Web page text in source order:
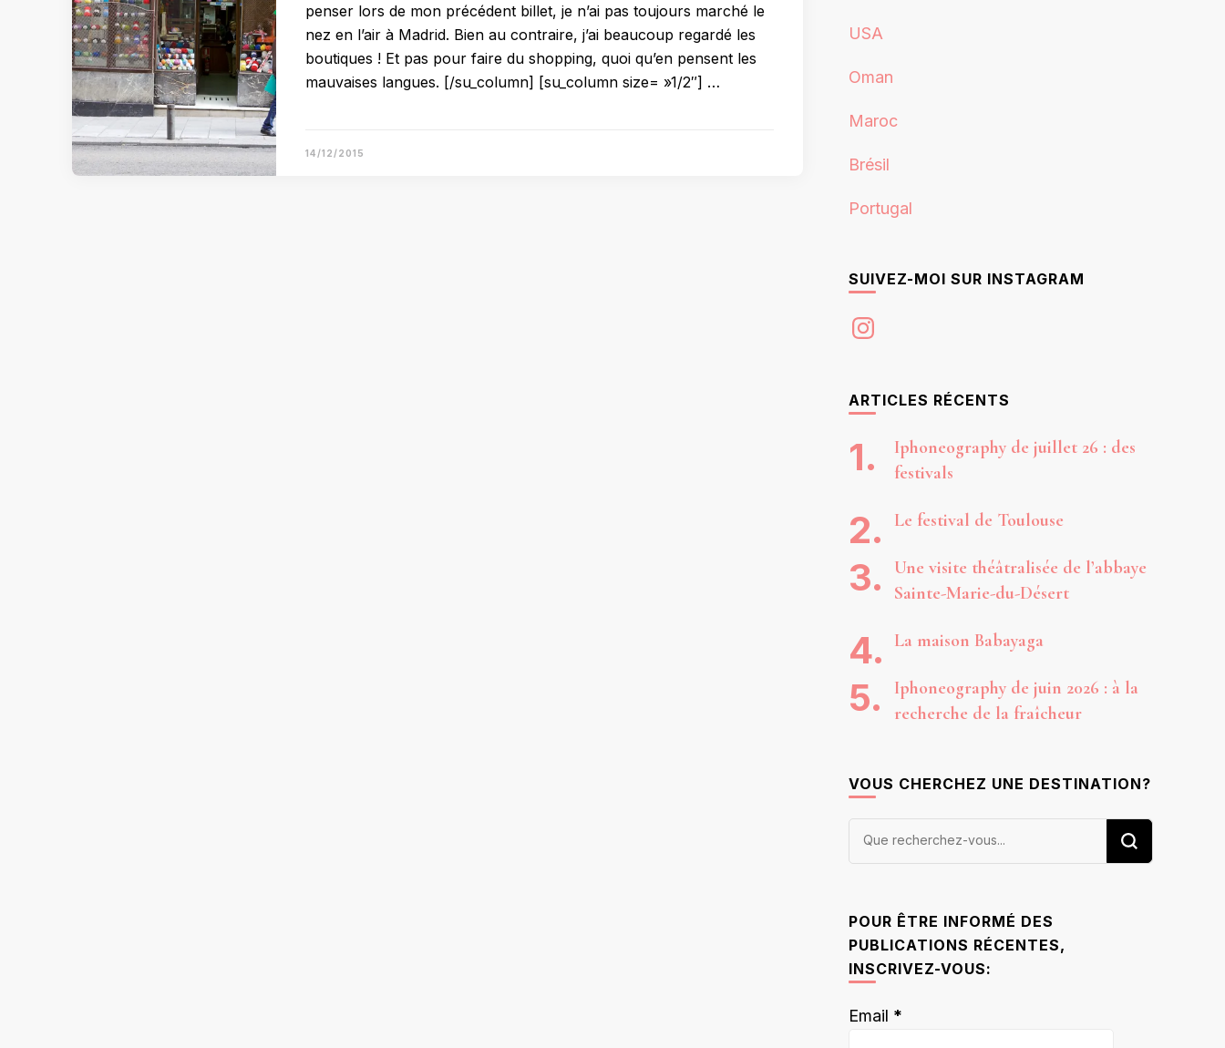
penser lors de mon précédent billet, je n’ai pas toujours marché le
nez en l’air à Madrid. Bien au contraire, j’ai beaucoup regardé les
boutiques ! Et pas pour faire du shopping, quoi qu’en pensent les
mauvaises langues. [/su_column] [su_column size= »1/2″] …
14/12/2015
USA
Oman
Maroc
Brésil
Portugal
SUIVEZ-MOI SUR INSTAGRAM
Instagram
ARTICLES RÉCENTS
Iphoneography de juillet 26 : des
festivals
Le festival de Toulouse
Une visite théâtralisée de l’abbaye
Sainte-Marie-du-Désert
La maison Babayaga
Iphoneography de juin 2026 : à la
recherche de la fraîcheur
VOUS CHERCHEZ UNE DESTINATION?
Vous
POUR ÊTRE INFORMÉ DES
PUBLICATIONS RÉCENTES,
INSCRIVEZ-VOUS:
Email *